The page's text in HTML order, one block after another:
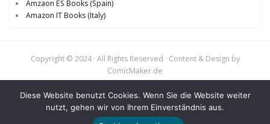
Amzaon ES Books (Spain)
Amazon IT Books (Italy)
Copyright © 2024 · All Rights Reserved · Content & Design by
ComicMaker.de
Transparenz: Werbung und Kennzeichnung
Diese Website benutzt Cookies. Wenn Sie die Website weiter
nutzt, gehen wir von Ihrem Einverständnis aus.